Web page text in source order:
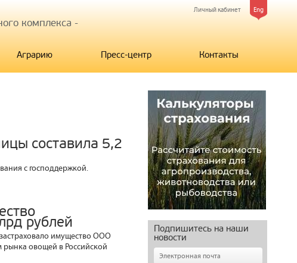
Eng
Личный кабинет
комплекса -
Аграрию Пресс-центр Контакты
составила 5,2
с господдержкой.
рублей
имущество ООО
рынка овощей в Российской
Подпишитесь на наши
новости